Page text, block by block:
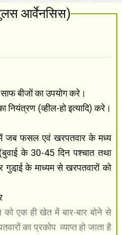
आर्वेनसिस)
बीजों का उपयोग करे।
नियंत्रण (व्हील-हो इत्यादि) करे।
जब फसल एवं खरपतवार के मध्य
के 30-45 दिन पश्चात तथा
गुडा़ई के माध्यम से खरपतवारों को
एक ही खेत में बार-बार बोने से
का प्रकोप व्याप्त हो जाता है